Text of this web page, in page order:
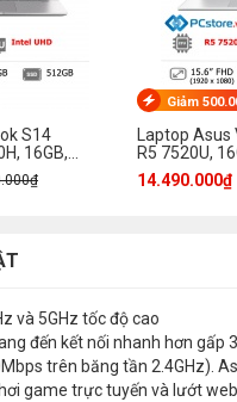
S14
16GB,
Giảm
Laptop Asus
R5 7520U,
14.490.000₫
và 5GHz tốc độ cao
đến kết nối nhanh hơn gấp
trên băng tần 2.4GHz).
game trực tuyến và lướt